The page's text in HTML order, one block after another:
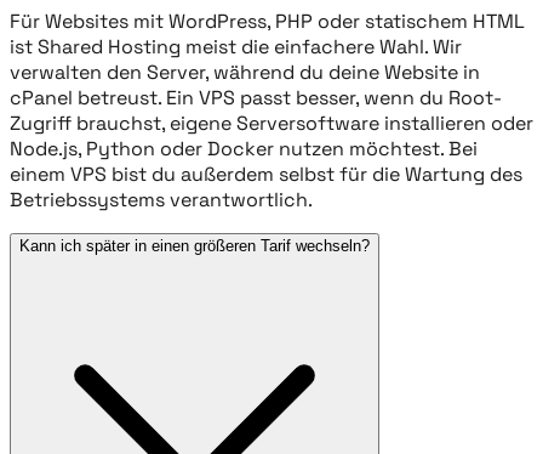
Für Websites mit WordPress, PHP oder statischem HTML
ist Shared Hosting meist die einfachere Wahl. Wir
verwalten den Server, während du deine Website in
cPanel betreust. Ein VPS passt besser, wenn du Root-
Zugriff brauchst, eigene Serversoftware installieren oder
Node.js, Python oder Docker nutzen möchtest. Bei
einem VPS bist du außerdem selbst für die Wartung des
Betriebssystems verantwortlich.
Kann ich später in einen größeren Tarif wechseln?